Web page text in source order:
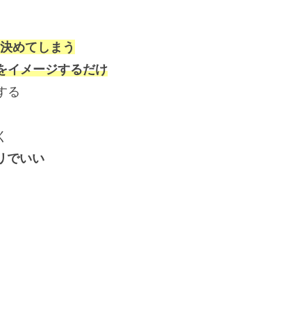
めてしまう
イメージするだけ
る
でいい